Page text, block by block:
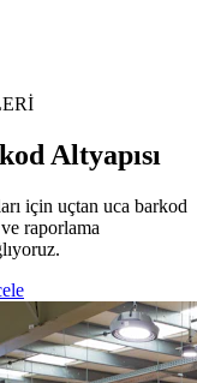
Altyapısı
için uçtan uca barkod
raporlama